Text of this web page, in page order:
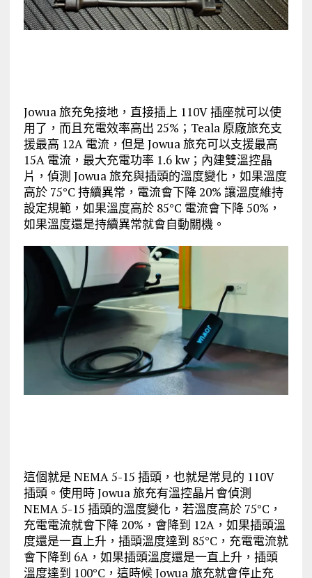
Jowua 旅充免接地，直接插上 110V 插座就可以使
用了，而且充電效率高出 25%；Teala 原廠旅充支
援最高 12A 電流，但是 Jowua 旅充可以支援最高
15A 電流，最大充電功率 1.6 kw；內建雙溫控晶
片，偵測 Jowua 旅充與插頭的溫度變化，如果溫度
高於 75°C 持續異常，電流會下降 20% 讓溫度維持
設定規範，如果溫度高於 85°C 電流會下降 50%，
如果溫度還是持續異常就會自動關機。
這個就是 NEMA 5-15 插頭，也就是常見的 110V
插頭。使用時 Jowua 旅充有溫控晶片會偵測
NEMA 5-15 插頭的溫度變化，若溫度高於 75°C，
充電電流就會下降 20%，會降到 12A，如果插頭溫
度還是一直上升，插頭溫度達到 85°C，充電電流就
會下降到 6A，如果插頭溫度還是一直上升，插頭
溫度達到 100°C，這時候 Jowua 旅充就會停止充